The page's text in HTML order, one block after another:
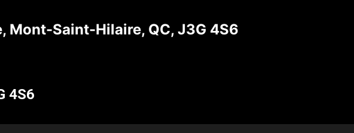
Mont-Saint-Hilaire, QC, J3G 4S6
4S6